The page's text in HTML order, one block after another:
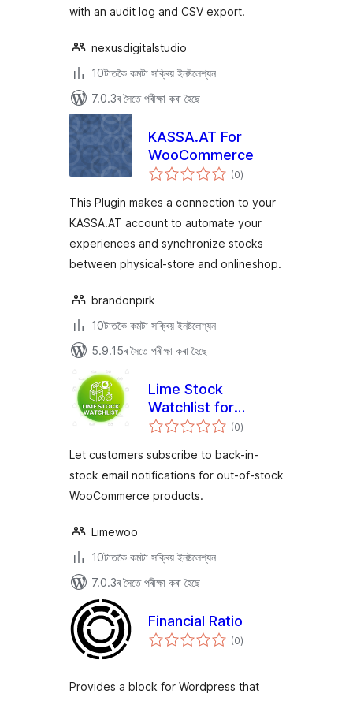
with an audit log and CSV export.
nexusdigitalstudio
10টাতকৈ কমটা সক্ৰিয় ইনষ্টলেশ্যন
7.0.3ৰ সৈতে পৰীক্ষা কৰা হৈছে
KASSA.AT For
WooCommerce
(0টা
মুঠ)
This Plugin makes a connection to your
KASSA.AT account to automate your
experiences and synchronize stocks
between physical-store and onlineshop.
brandonpirk
10টাতকৈ কমটা সক্ৰিয় ইনষ্টলেশ্যন
5.9.15ৰ সৈতে পৰীক্ষা কৰা হৈছে
Lime Stock
Watchlist for
WooCommerce
(0টা
মুঠ)
Let customers subscribe to back-in-
stock email notifications for out-of-stock
WooCommerce products.
Limewoo
10টাতকৈ কমটা সক্ৰিয় ইনষ্টলেশ্যন
7.0.3ৰ সৈতে পৰীক্ষা কৰা হৈছে
Financial Ratio
(0টা
মুঠ)
Provides a block for Wordpress that